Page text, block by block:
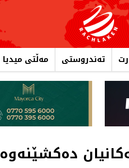
تەندروستی مەڵتی میدیا
دەکشێنەوە